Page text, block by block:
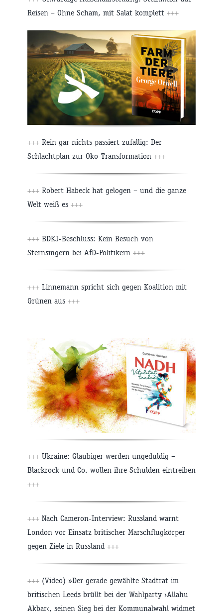
Reisen – Ohne Scham, mit Salat komplett +++
+++ Rein gar nichts passiert zufällig: Der
Schlachtplan zur Öko-Transformation +++
+++ Robert Habeck hat gelogen – und die ganze
Welt weiß es +++
+++ BDKJ-Beschluss: Kein Besuch von
Sternsingern bei AfD-Politikern +++
+++ Linnemann spricht sich gegen Koalition mit
Grünen aus +++
+++ Ukraine: Gläubiger werden ungeduldig –
Blackrock und Co. wollen ihre Schulden eintreiben
+++
+++ Nach Cameron-Interview: Russland warnt
London vor Einsatz britischer Marschflugkörper
gegen Ziele in Russland +++
+++ (Video) »Der gerade gewählte Stadtrat im
britischen Leeds brüllt bei der Wahlparty ›Allahu
Akbar‹, seinen Sieg bei der Kommunalwahl widmet